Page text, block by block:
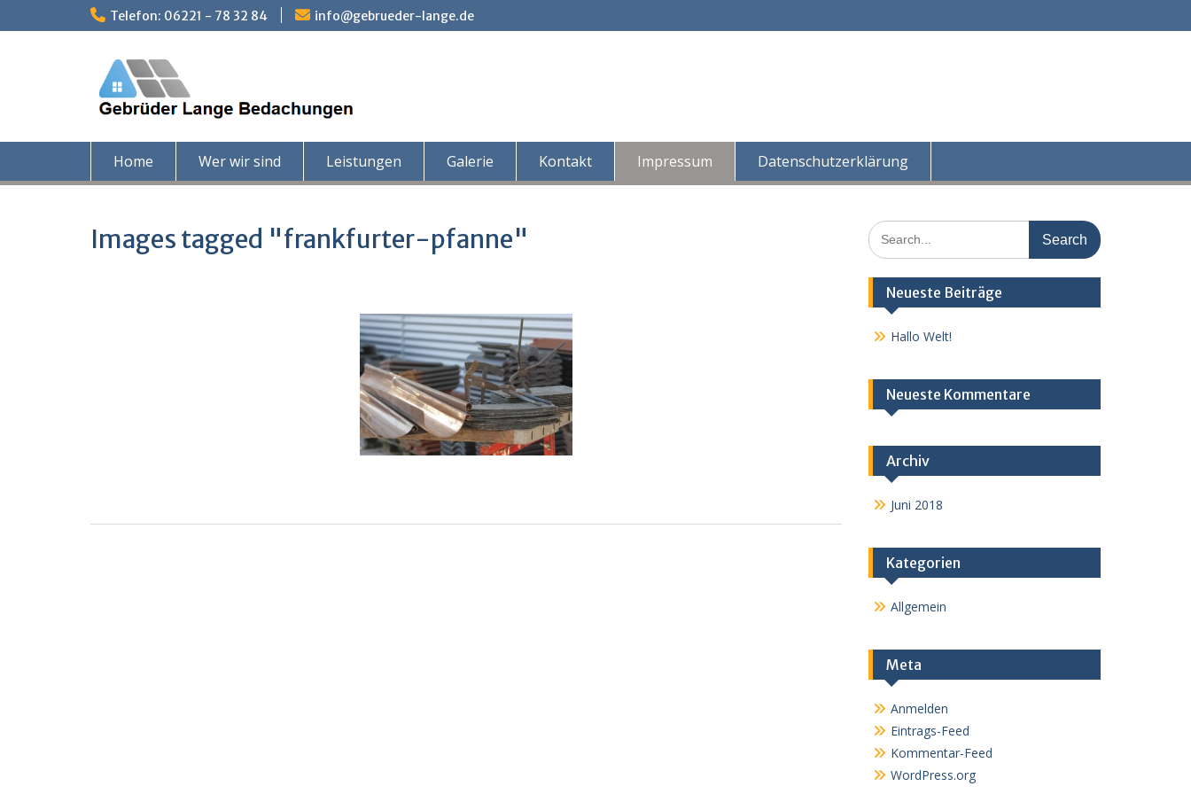
to
Telefon: 06221 - 78 32 84 info@gebrueder-lange.de
Home Wer wir sind Leistungen Galerie Kontakt Impressum Datenschutzerklärung
Images tagged "frankfurter-pfanne"
Search
for:
Neueste Beiträge
Hallo Welt!
Neueste Kommentare
Archiv
Juni 2018
Kategorien
Allgemein
Meta
Anmelden
Eintrags-Feed
Kommentar-Feed
WordPress.org